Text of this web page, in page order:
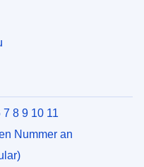
8 9 10 11
Nummer an